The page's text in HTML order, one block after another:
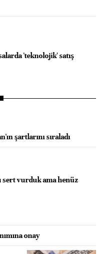
'teknolojik' satış
şartlarını sıraladı
sert vurduk ama henüz
onay